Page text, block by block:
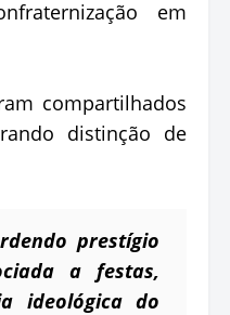
em
compartilhados
distinção de
prestígio
a festas,
ideológica do